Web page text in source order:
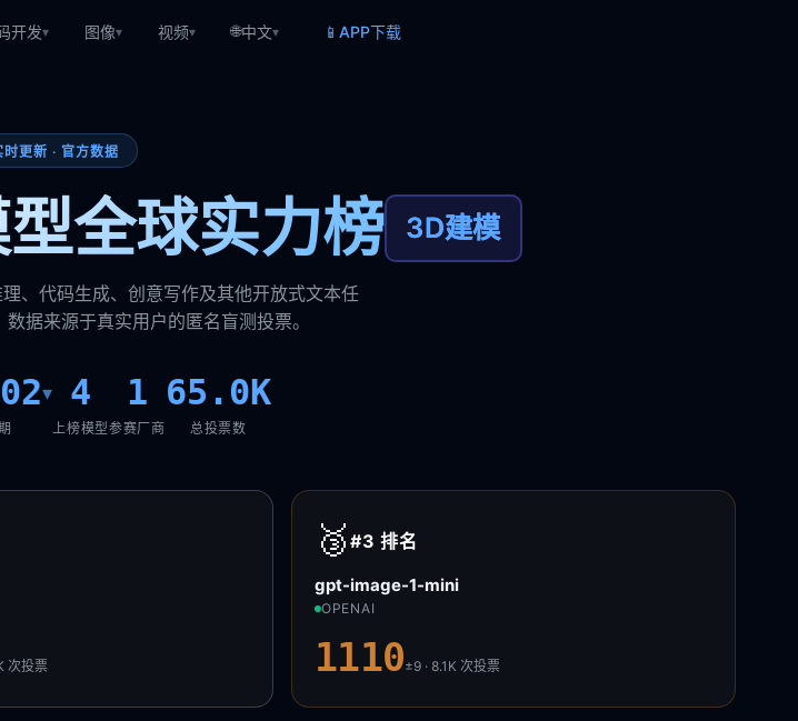
开发▾ 图像▾ 视频▾ 🌐中文▾ 📱 APP下载
时更新 · 官方数据
全球实力榜 3D建模
、代码生成、创意写作及其他开放式文本任
据来源于真实用户的匿名盲测投票。
▾ 4
上榜模型
1
参赛厂商
65.0K
总投票数
次投票
🥉 #3排名
gpt-image-1-mini
OPENAI
1110±9 · 8.1K次投票